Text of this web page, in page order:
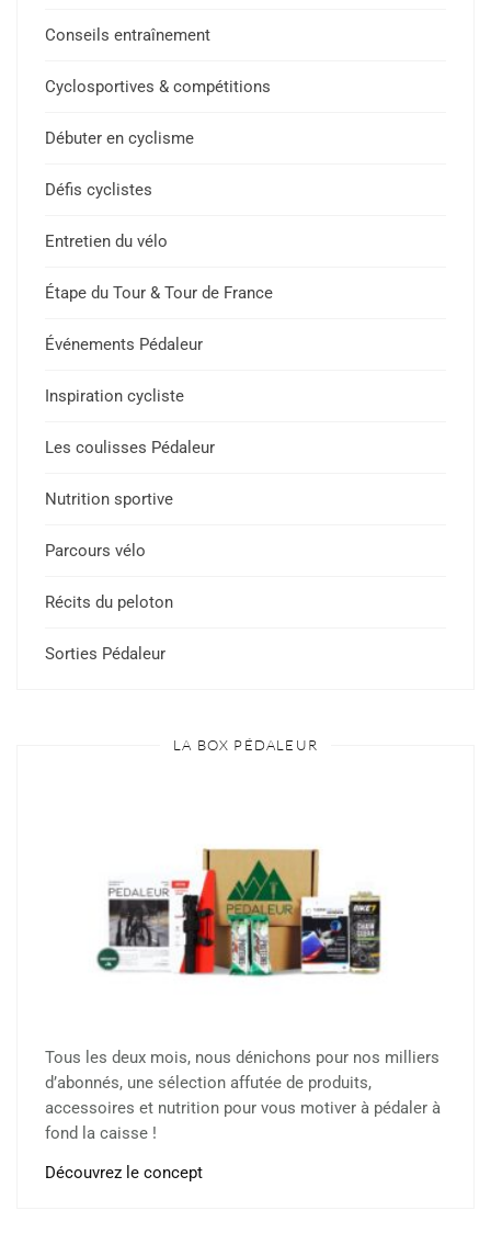
Conseils entraînement
Cyclosportives & compétitions
Débuter en cyclisme
Défis cyclistes
Entretien du vélo
Étape du Tour & Tour de France
Événements Pédaleur
Inspiration cycliste
Les coulisses Pédaleur
Nutrition sportive
Parcours vélo
Récits du peloton
Sorties Pédaleur
LA BOX PÉDALEUR
Tous les deux mois, nous dénichons pour nos milliers
d’abonnés, une sélection affutée de produits,
accessoires et nutrition pour vous motiver à pédaler à
fond la caisse !
Découvrez le concept